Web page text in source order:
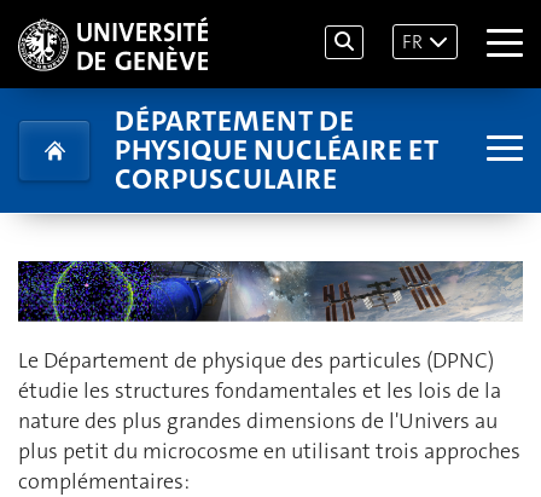
FR
DÉPARTEMENT DE
PHYSIQUE NUCLÉAIRE ET
CORPUSCULAIRE
Le Département de physique des particules (DPNC)
étudie les structures fondamentales et les lois de la
nature des plus grandes dimensions de l'Univers au
plus petit du microcosme en utilisant trois approches
complémentaires: